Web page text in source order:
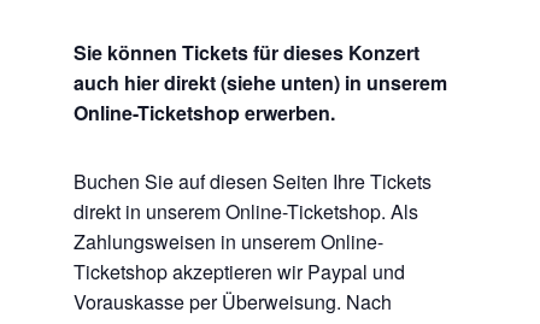
Sie können Tickets für dieses Konzert
auch hier direkt (siehe unten) in unserem
Online-Ticketshop erwerben.
Buchen Sie auf diesen Seiten Ihre Tickets
direkt in unserem Online-Ticketshop. Als
Zahlungsweisen in unserem Online-
Ticketshop akzeptieren wir Paypal und
Vorauskasse per Überweisung. Nach